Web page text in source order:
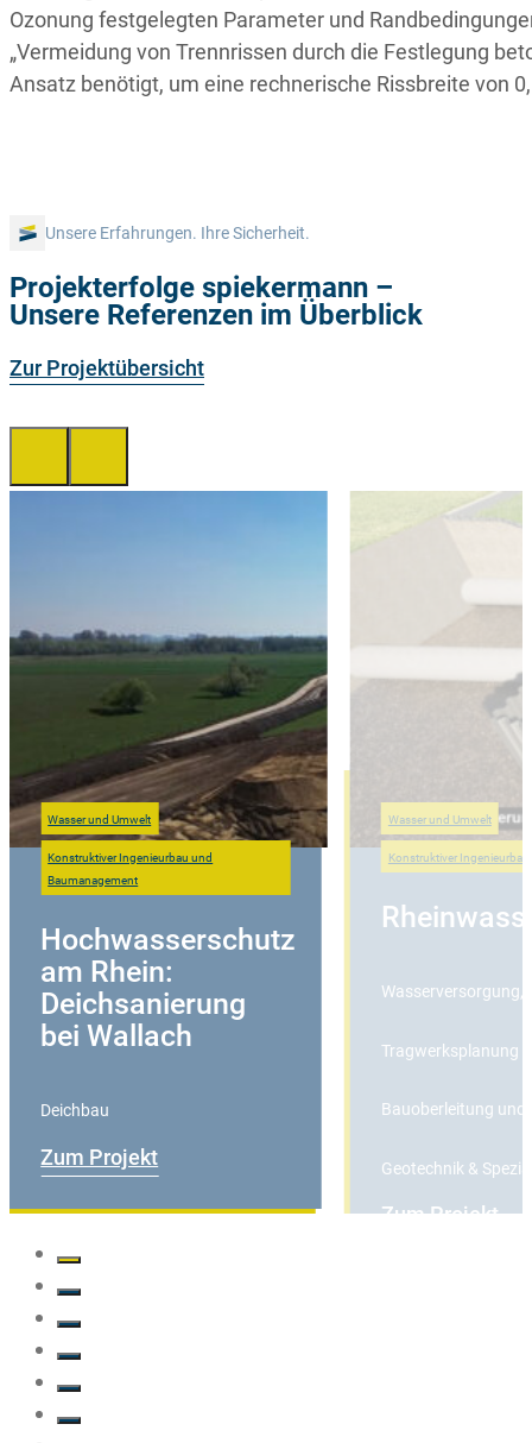
Ozonung festgelegten Parameter und
„Vermeidung von Trennrissen durch die Festlegung
Ansatz benötigt, um eine rechnerische Rissbreite von
Unsere Erfahrungen. Ihre Sicherheit.
Projekterfolge spiekermann –
Unsere Referenzen im Überblick
Zur Projektübersicht
Wasser und Umwelt
Konstruktiver Ingenieurbau und
Baumanagement
Hochwasserschutz
am Rhein:
Deichsanierung
bei Wallach
Deichbau
Zum Projekt
Wasser und Umwelt
Konstruktiver
Wasserversorgung,
Tragwerksplanung
Bauoberleitung
Geotechnik &
Zum Projekt